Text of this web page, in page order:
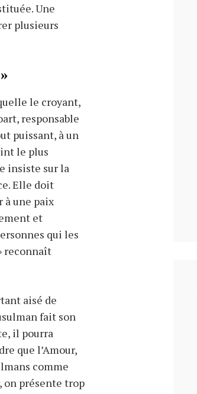
Une
plusieurs
le croyant,
responsable
puissant, à un
le plus
insiste sur la
Elle doit
à une paix
et
qui les
reconnaît
aisé de
fait son
il pourra
que l’Amour,
comme
on présente trop